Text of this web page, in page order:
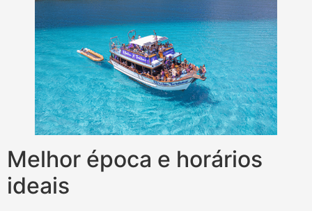
Melhor época e horários
ideais